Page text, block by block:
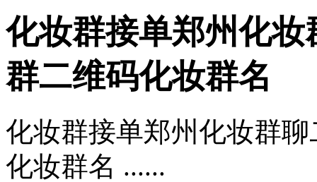
化妆群接单郑州化
群二维码化妆群名
化妆群接单郑州化妆群
化妆群名 ......